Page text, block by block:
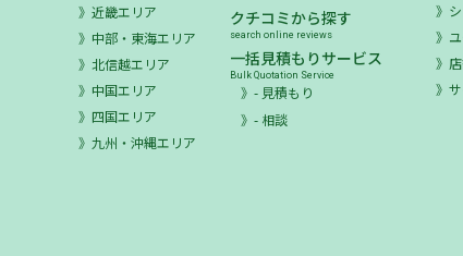
近畿エリア
中部・東海エリア
北信越エリア
中国エリア
四国エリア
九州・沖縄エリア
クチコミから探す
search online reviews
一括見積もりサービス
Bulk Quotation Service
- 見積もり
- 相談